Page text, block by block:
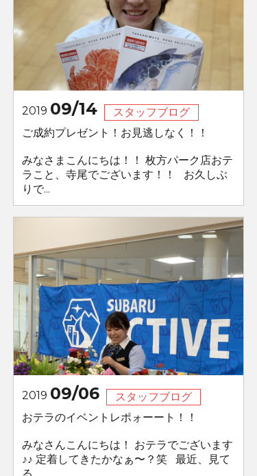
2019 09/14
スタッフブログ
ご成約プレゼント！お見逃しなく！！
みなさまこんにちは！！ 枚方パーク店おテ
ラこと、寺尾でございます！！ お久しぶ
りで...
2019 09/06
スタッフブログ
おテラのイベントレポォーート！！
みなさんこんにちは！ おテラでございます
♪♪ 定着してきたかなぁ〜？笑 最近、見て